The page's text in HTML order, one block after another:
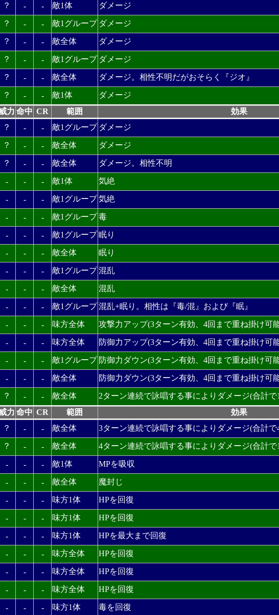
？ - - 敵1体 ダメージ
？ - - 敵1グループ ダメージ
？ - - 敵全体 ダメージ
？ - - 敵1グループ ダメージ
？ - - 敵全体 ダメージ。相性不明だがおそらく『ジオ』
？ - - 敵1体
ダメージ
力 命中 CR 範囲 効果
？ - - 敵1グループ ダメージ
？ - - 敵全体 ダメージ
？ - - 敵全体 ダメージ。相性不明
- - - 敵1体 気絶
- - - 敵1グループ気絶
- - - 敵1グループ毒
- - - 敵1グループ眠り
- - - 敵全体 眠り
- - - 敵1グループ混乱
- - - 敵全体 混乱
- - - 敵1グループ混乱+眠り。相性は『毒/混』および『眠』
- - - 味方全体 攻撃力アップ(3ターン有効、4回まで重ね掛け可
- - - 味方全体 防御力アップ(3ターン有効、4回まで重ね掛け可
- - - 敵1グループ 防御力ダウン(3ターン有効、4回まで重ね掛け可
- - - 敵全体 防御力ダウン(3ターン有効、4回まで重ね掛け可
？ - - 敵全体
2ターン連続で詠唱する事によりダメージ(合計
力 命中 CR 範囲 効果
？ - - 敵全体 3ターン連続で詠唱する事によりダメージ(合計
？ - - 敵全体 4ターン連続で詠唱する事によりダメージ(合計
- - - 敵1体 MPを吸収
- - - 敵全体 魔封じ
- - - 味方1体 HPを回復
- - - 味方1体 HPを回復
- - - 味方1体 HPを最大まで回復
- - - 味方全体 HPを回復
- - - 味方全体 HPを回復
- - - 味方全体 HPを回復
- - - 味方1体 毒を回復